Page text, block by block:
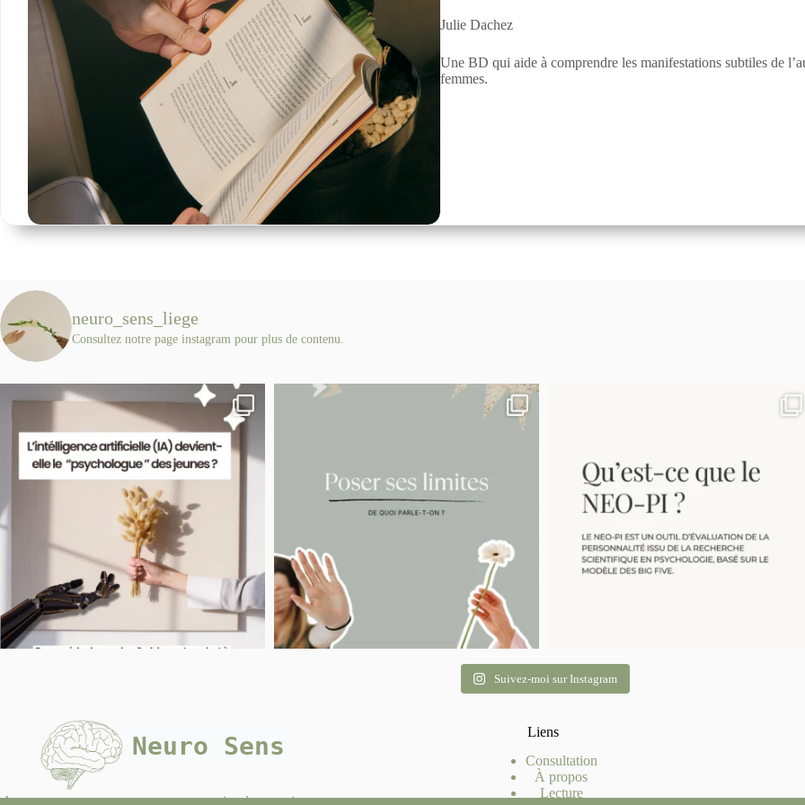
Julie Dachez
Une BD qui aide à comprendre les manifestations subtiles de
femmes.
neuro_sens_liege
Consultez notre page instagram pour plus de contenu.
Suivez-moi sur Instagram
Neuro Sens
Avancer commence souvent par une prise de conscience.
Liens
Consultation
À propos
Lecture